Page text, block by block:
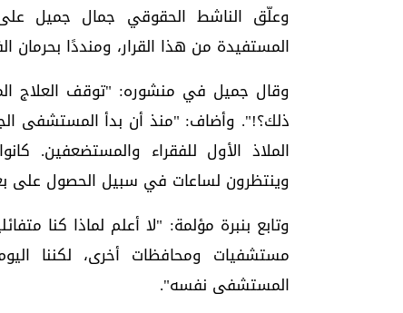
وعلّق الناشط الحقوقي جمال جميل
المستفيدة من هذا القرار، ومنددًا
وقال جميل في منشوره: "توقف العلاج
ذلك؟!". وأضاف: "منذ أن بدأ المستشفى
الملاذ الأول للفقراء والمستضعفين.
وينتظرون لساعات في سبيل الحصول على
وتابع بنبرة مؤلمة: "لا أعلم لماذا كنا
مستشفيات ومحافظات أخرى، لكننا
المستشفى نفسه".